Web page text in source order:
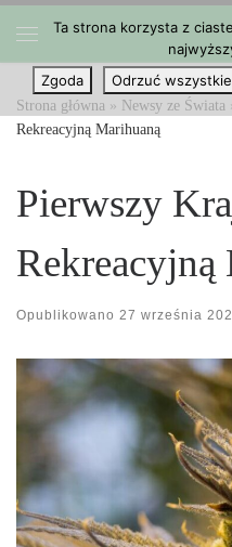
Przejdź do treści
Strona główna » Newsy ze Świata
Rekreacyjną Marihuaną
Pierwszy
Rekreacyjną
Opublikowano 27 września
Ta strona korzysta z
Zgoda
Odrzuć